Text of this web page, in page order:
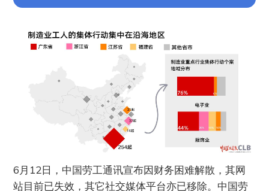
6月12日，中国劳工通讯宣布因财务困难解散，其网
站目前已失效，其它社交媒体平台亦已移除。中国劳